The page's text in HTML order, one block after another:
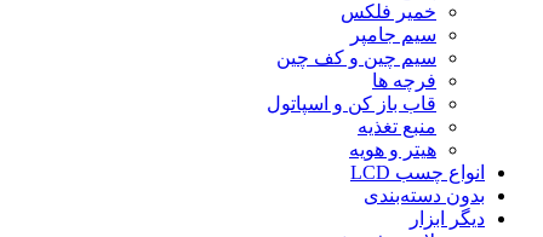
خمیر فلکس
سیم جامپر
سیم چین و کف چین
فرچه ها
قاب باز کن و اسپاتول
منبع تغذیه
هیتر و هویه
انواع چسب LCD
بدون دسته‌بندی
دیگر ابزار